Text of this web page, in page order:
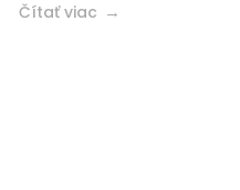
Čítať viac